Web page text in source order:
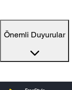
Önemli Duyurular